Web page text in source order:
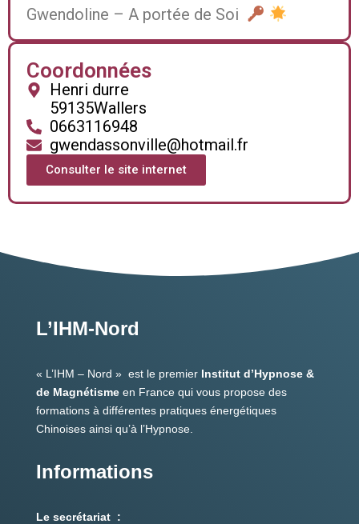
Gwendoline – A portée de Soi
Coordonnées
Henri durre
59135Wallers
0663116948
gwendassonville@hotmail.fr
Consulter le site internet
L’IHM-Nord
« L’IHM – Nord » est le premier Institut d’Hypnose &
de Magnétismeen France qui vous propose des
formations à différentes pratiques énergétiques
Chinoises ainsi qu’à l’Hypnose.
Informations
Le secrétariat :